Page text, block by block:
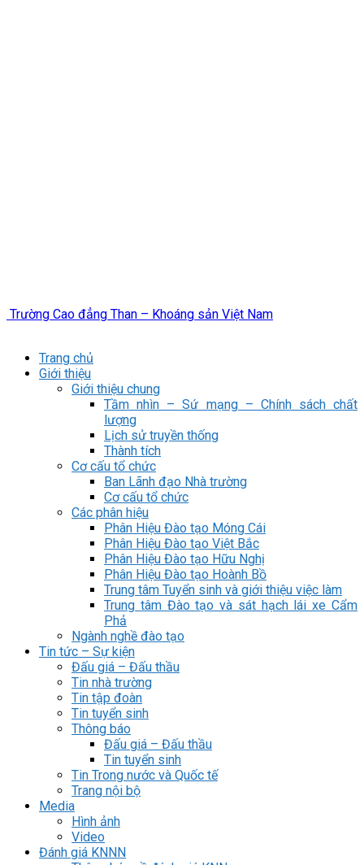
Trường Cao đẳng Than – Khoáng sản Việt Nam
Trang chủ
Giới thiệu
Giới thiệu chung
Tầm nhìn – Sứ mạng – Chính sách chất
lượng
Lịch sử truyền thống
Thành tích
Cơ cấu tổ chức
Ban Lãnh đạo Nhà trường
Cơ cấu tổ chức
Các phân hiệu
Phân Hiệu Đào tạo Móng Cái
Phân Hiệu Đào tạo Việt Bắc
Phân Hiệu Đào tạo Hữu Nghị
Phân Hiệu Đào tạo Hoành Bồ
Trung tâm Tuyển sinh và giới thiệu việc làm
Trung tâm Đào tạo và sát hạch lái xe Cẩm
Phả
Ngành nghề đào tạo
Tin tức – Sự kiện
Đấu giá – Đấu thầu
Tin nhà trường
Tin tập đoàn
Tin tuyển sinh
Thông báo
Đấu giá – Đấu thầu
Tin tuyển sinh
Tin Trong nước và Quốc tế
Trang nội bộ
Media
Hình ảnh
Video
Đánh giá KNNN